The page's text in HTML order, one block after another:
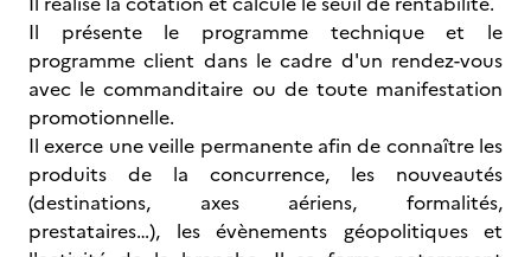
Il présente le programme technique et le
programme client dans le cadre d'un rendez-vous
avec le commanditaire ou de toute manifestation
promotionnelle.
Il exerce une veille permanente afin de connaître les
produits de la concurrence, les nouveautés
(destinations, axes aériens, formalités,
prestataires…), les évènements géopolitiques et